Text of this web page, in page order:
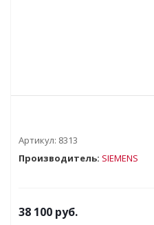
Артикул: 8313
Производитель: SIEMENS
38 100 руб.